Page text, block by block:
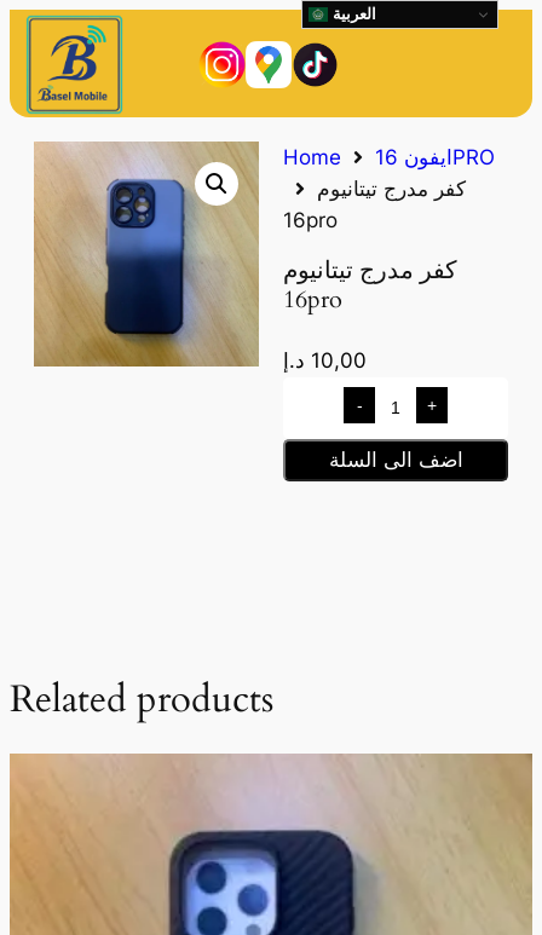
Home
ايفون 16PRO
كفر مدرج تيتانيوم
16pro
كفر مدرج تيتانيوم
16pro
10,00 د.إ
- +
اضف الى السلة
Related products
العربية